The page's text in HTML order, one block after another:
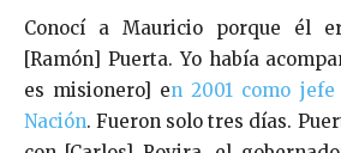
Conocí a Mauricio porque él
[Ramón] Puerta. Yo había
es misionero] en 2001 como
Nación. Fueron solo tres días.